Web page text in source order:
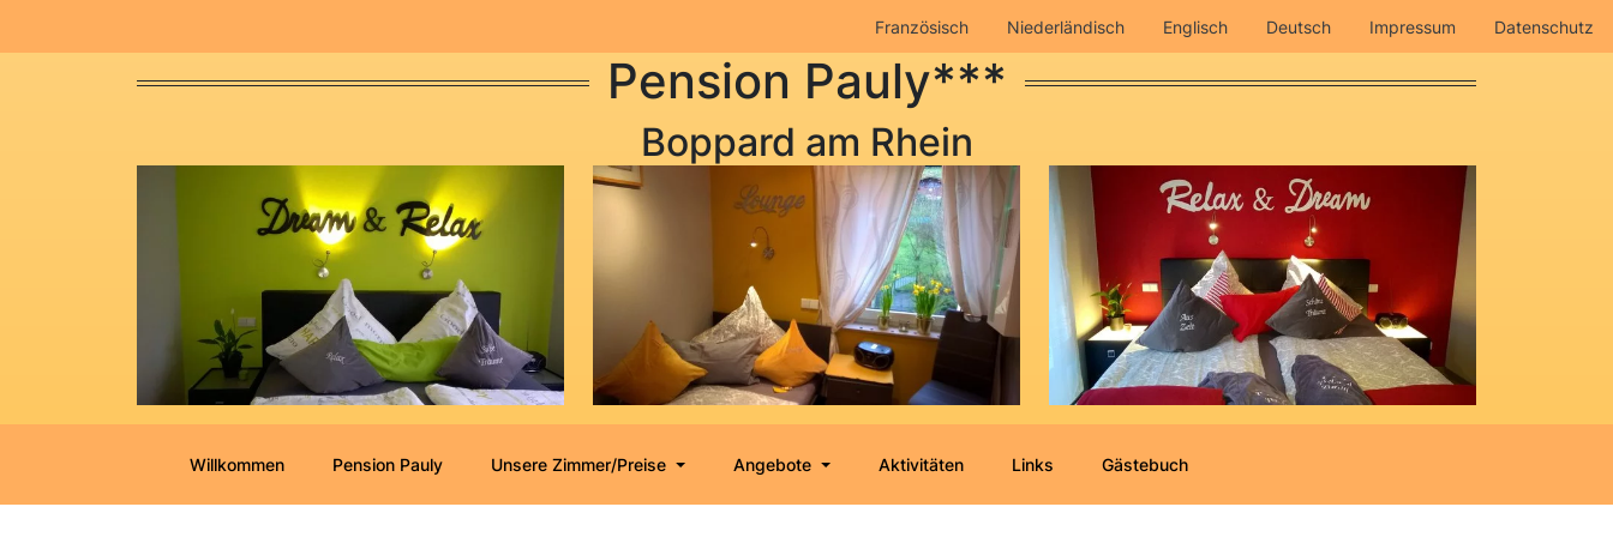
Französisch Niederländisch Englisch Deutsch Impressum Datenschutz
Pension Pauly***
Boppard am Rhein
Willkommen Pension Pauly Unsere Zimmer/Preise Angebote Aktivitäten Links Gästebuch